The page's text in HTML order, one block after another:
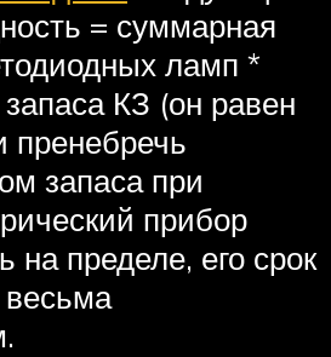
= суммарная
ламп *
КЗ (он равен
пренебречь
запаса при
прибор
на пределе, его срок